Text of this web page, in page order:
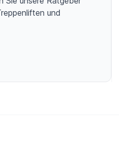
und